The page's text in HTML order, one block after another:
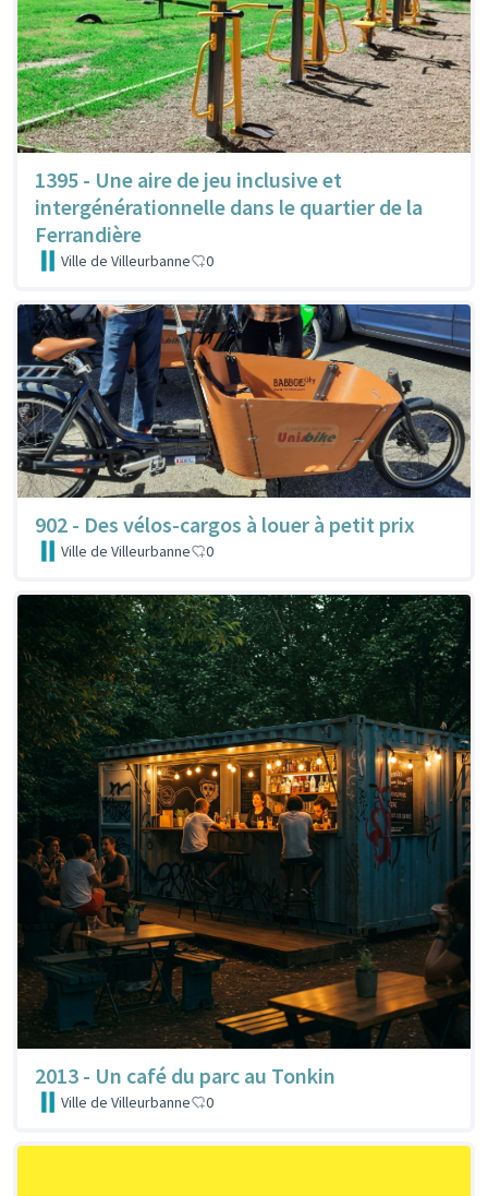
1395 - Une aire de jeu inclusive et
intergénérationnelle dans le quartier de la
Ferrandière
Ville de Villeurbanne 0
902 - Des vélos-cargos à louer à petit prix
Ville de Villeurbanne 0
2013 - Un café du parc au Tonkin
Ville de Villeurbanne 0